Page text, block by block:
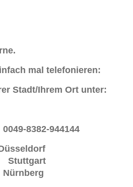
mal telefonieren:
Stadt/Ihrem Ort
8382-944144
Stuttgart